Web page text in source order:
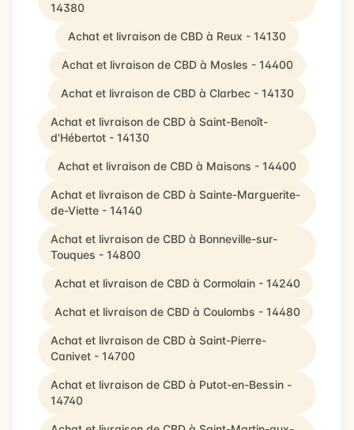
14380
Achat et livraison de CBD à Reux - 14130
Achat et livraison de CBD à Mosles - 14400
Achat et livraison de CBD à Clarbec - 14130
Achat et livraison de CBD à Saint-Benoît-
d'Hébertot - 14130
Achat et livraison de CBD à Maisons - 14400
Achat et livraison de CBD à Sainte-Marguerite-
de-Viette - 14140
Achat et livraison de CBD à Bonneville-sur-
Touques - 14800
Achat et livraison de CBD à Cormolain - 14240
Achat et livraison de CBD à Coulombs - 14480
Achat et livraison de CBD à Saint-Pierre-
Canivet - 14700
Achat et livraison de CBD à Putot-en-Bessin -
14740